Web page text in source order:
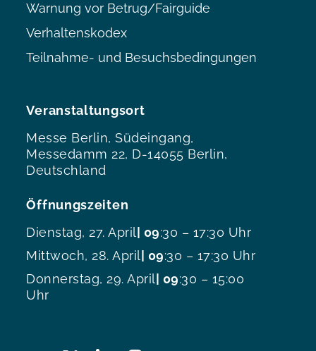
Veranstaltungsort
Messe Berlin, Südeingang,
Messedamm 22, D-14055 Berlin,
Deutschland
Öffnungszeiten
Dienstag, 27. April | 09:30 – 17:30 Uhr
Mittwoch, 28. April | 09:30 – 17:30 Uhr
Donnerstag, 29. April | 09:30 – 15:00
Uhr
Warnung vor Betrug/Fairguide
Verhaltenskodex
Teilnahme- und Besuchsbedingungen